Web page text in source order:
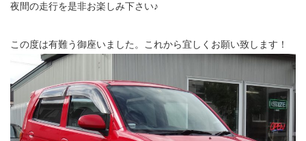
夜間の走行を是非お楽しみ下さい♪
この度は有難う御座いました。これから宜しくお願い致します！